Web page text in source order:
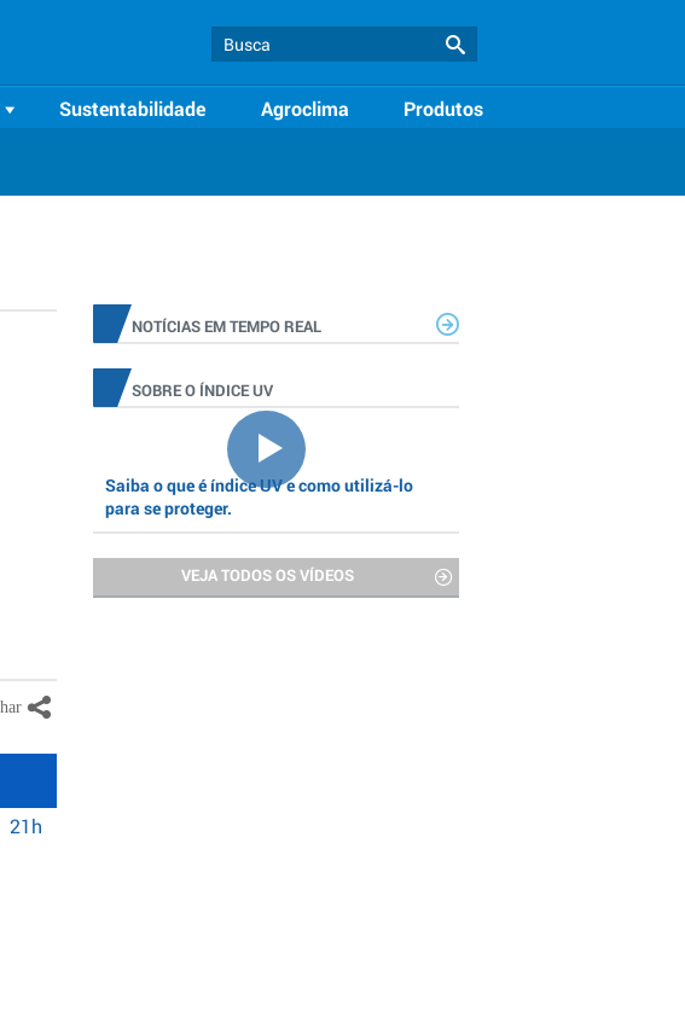
Sustentabilidade Agroclima Produtos
21h
NOTÍCIAS EM TEMPO REAL
SOBRE O ÍNDICE UV
Saiba o que é índice UV e como utilizá-lo
para se proteger.
VEJA TODOS OS VÍDEOS